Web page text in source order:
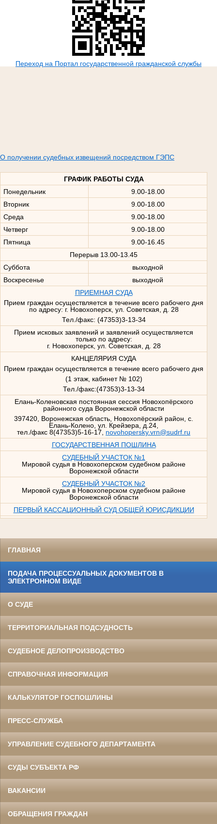
Переход на Портал государственной гражданской службы
О получении судебных извещений посредством ГЭПС
ГРАФИК РАБОТЫ СУДА
Понедельник
9.00-18.00
Вторник
9.00-18.00
Среда
9.00-18.00
Четверг
9.00-18.00
Пятница
9.00-16.45
Перерыв 13.00-13.45
Суббота
выходной
Воскресенье
выходной
ПРИЕМНАЯ СУДА
Прием граждан осуществляется в течение всего рабочего дня
по адресу: г. Новохоперск, ул. Советская, д. 28
Тел./факс: (47353)3-13-34
Прием исковых заявлений и заявлений осуществляется
только по адресу:
г. Новохоперск, ул. Советская, д. 28
КАНЦЕЛЯРИЯ СУДА
Прием граждан осуществляется в течение всего рабочего дня
(1 этаж, кабинет № 102)
Тел./факс:(47353)3-13-34
Елань-Коленовская постоянная сессия Новохопёрского
районного суда Воронежской области
397420, Воронежская область, Новохопёрский район, с.
Елань-Колено, ул. Крейзера, д.24,
тел./факс 8(47353)5-16-17, novohopersky.vrn@sudrf.ru
ГОСУДАРСТВЕННАЯ ПОШЛИНА
СУДЕБНЫЙ УЧАСТОК №1
Мировой судья в Новохоперском судебном районе
Воронежской области
СУДЕБНЫЙ УЧАСТОК №2
Мировой судья в Новохоперском судебном районе
Воронежской области
ПЕРВЫЙ КАССАЦИОННЫЙ СУД ОБЩЕЙ ЮРИСДИКЦИИ
ГЛАВНАЯ
ПОДАЧА ПРОЦЕССУАЛЬНЫХ ДОКУМЕНТОВ В
ЭЛЕКТРОННОМ ВИДЕ
О СУДЕ
ТЕРРИТОРИАЛЬНАЯ ПОДСУДНОСТЬ
СУДЕБНОЕ ДЕЛОПРОИЗВОДСТВО
СПРАВОЧНАЯ ИНФОРМАЦИЯ
КАЛЬКУЛЯТОР ГОСПОШЛИНЫ
ПРЕСС-СЛУЖБА
УПРАВЛЕНИЕ СУДЕБНОГО ДЕПАРТАМЕНТА
СУДЫ СУБЪЕКТА РФ
ВАКАНСИИ
ОБРАЩЕНИЯ ГРАЖДАН